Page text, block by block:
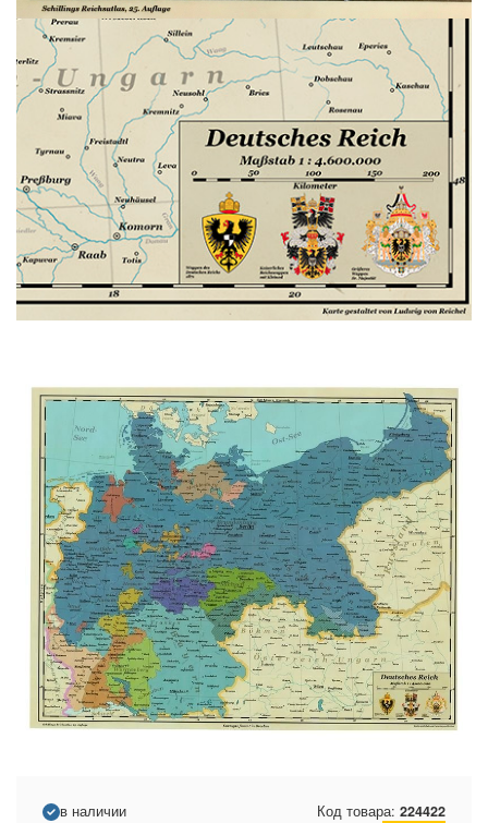
в наличии Код товара: 224422